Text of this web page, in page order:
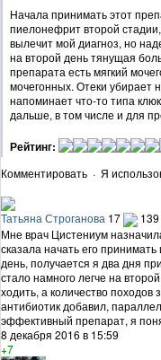
Начала принимать этот
пиелонефрит второй
вылечит мой диагноз, но
на второй день тянущая
препарата есть мягкий
мочегонных. Отеки убирает
напоминает что-то типа
дальше, в том числе и для
Рейтинг:
Комментировать · Я
Татьяна Строганова 17
139
Мне врач Цистениум
сказала начать его
день, получается я два дня
стало намного легче на
ходить, а количество
антибиотик добавил,
эффективный препарат, я
8 декабря 2016 в 15:59
+7